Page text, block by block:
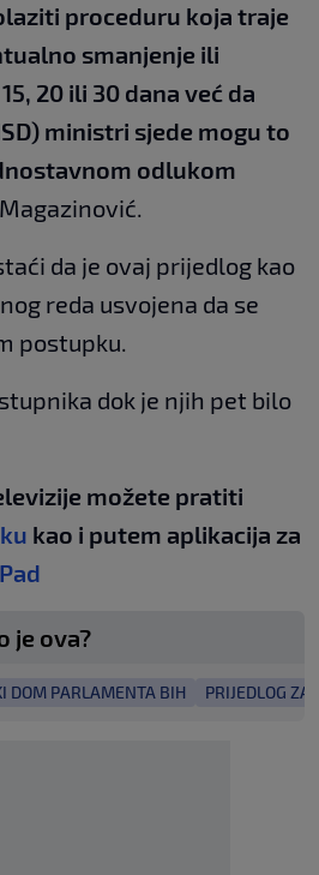
proceduru koja traje
smanjenje ili
20 ili 30 dana već da
ministri sjede mogu to
odlukom
da je ovaj prijedlog kao
reda usvojena da se
postupku.
dok je njih pet bilo
možete pratiti
kao i putem aplikacija za
je ova?
DOM PARLAMENTA BIH PRIJEDLOG